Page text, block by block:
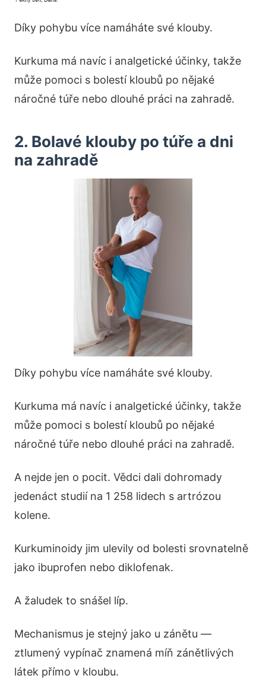
Díky pohybu více namáháte své klouby.
Kurkuma má navíc i analgetické účinky, takže
může pomoci s bolestí kloubů po nějaké
náročné túře nebo dlouhé práci na zahradě.
2. Bolavé klouby po túře a dni
na zahradě
Díky pohybu více namáháte své klouby.
Kurkuma má navíc i analgetické účinky, takže
může pomoci s bolestí kloubů po nějaké
náročné túře nebo dlouhé práci na zahradě.
A nejde jen o pocit. Vědci dali dohromady
jedenáct studií na 1 258 lidech s artrózou
kolene.
Kurkuminoidy jim ulevily od bolesti srovnatelně
jako ibuprofen nebo diklofenak.
A žaludek to snášel líp.
Mechanismus je stejný jako u zánětu —
ztlumený vypínač znamená míň zánětlivých
látek přímo v kloubu.